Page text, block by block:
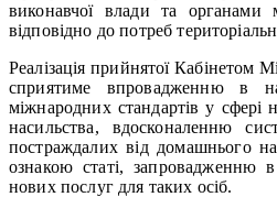
виконавчої влади та органами
відповідно до потреб
Реалізація прийнятої Кабінетом
сприятиме впровадженню в
міжнародних стандартів у
насильства, вдосконаленню
постраждалих від домашнього
ознакою статі, запровадженню
нових послуг для таких осіб.